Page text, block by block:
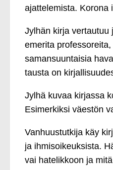
ajattelemista. Korona
Jylhän kirja vertautuu
emerita
samansuuntaisia
tausta on
Jylhä kuvaa kirjassa
Esimerkiksi väestön
Vanhuustutkija käy
ja ihmisoikeuksista.
vai hatelikkoon ja